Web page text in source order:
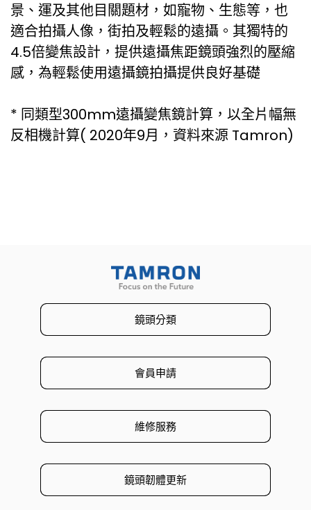
景、運及其他目關題材，如寵物、生態等，也
適合拍攝人像，街拍及輕鬆的遠攝。其獨特的
4.5倍變焦設計，提供遠攝焦距鏡頭強烈的壓縮
感，為輕鬆使用遠攝鏡拍攝提供良好基礎
* 同類型300mm遠攝變焦鏡計算，以全片幅無
反相機計算( 2020年9月，資料來源 Tamron)
鏡頭分類
會員申請
維修服務
鏡頭韌體更新